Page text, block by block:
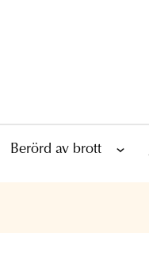
Berörd av brott